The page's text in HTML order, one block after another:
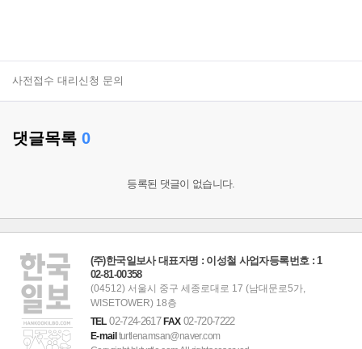
사전접수 대리신청 문의
댓글목록 0
등록된 댓글이 없습니다.
(주)한국일보사 대표자명 : 이성철 사업자등록번호 : 1
02-81-00358
(04512) 서울시 중구 세종로대로 17 (남대문로5가,
WISETOWER) 18층
TEL02-724-2617FAX02-720-7222
E-mailturtlenamsan@naver.com